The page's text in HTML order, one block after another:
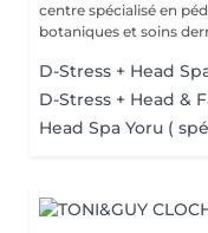
centre spécialisé en
botaniques et soins
D-Stress + Head
D-Stress + Head &
Head Spa Yoru (